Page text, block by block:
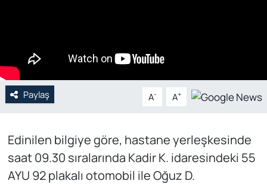
Paylaş A- A+
Edinilen bilgiye göre, hastane yerleşkesinde
saat 09.30 sıralarında Kadir K. idaresindeki 55
AYU 92 plakalı otomobil ile Oğuz D.
Siyaset
Spor
Yerel